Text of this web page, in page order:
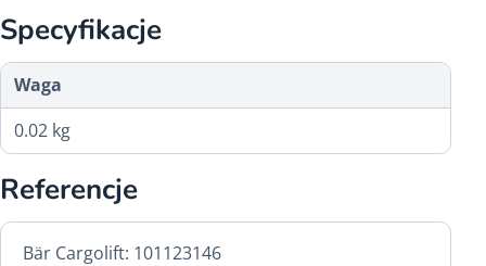
Specyfikacje
Waga
0.02 kg
Referencje
Bär Cargolift: 101123146